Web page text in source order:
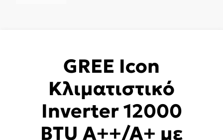
GREE Icon
Κλιματιστικό
Inverter 12000
BTU A++/A+ με